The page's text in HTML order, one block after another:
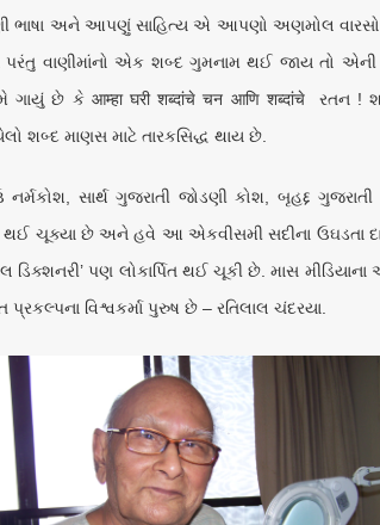
ભાષા અને આપણું સાહિત્ય એ આપણો અણમોલ વારસો
પરંતુ વાણીમાંનો એક શબ્દ ગુમનામ થઈ જાય તો
ગાયું છે કે आम्हा घरी शब्दांचे चन आणि शब्दांचे
શબ્દ માણસ માટે તારકસિદ્ધ થાય છે.
સાર્થ ગુજરાતી જોડણી કોશ, બૃહદ્દ
થઈ ચૂક્યા છે અને હવે આ એકવીસમી સદીના ઉઘડતા
ડિક્શનરી’ પણ લોકાર્પિત થઈ ચૂકી છે. માસ
પ્રકલ્પના વિશ્વકર્મા પુરુષ છે – રતિલાલ ચંદરયા.